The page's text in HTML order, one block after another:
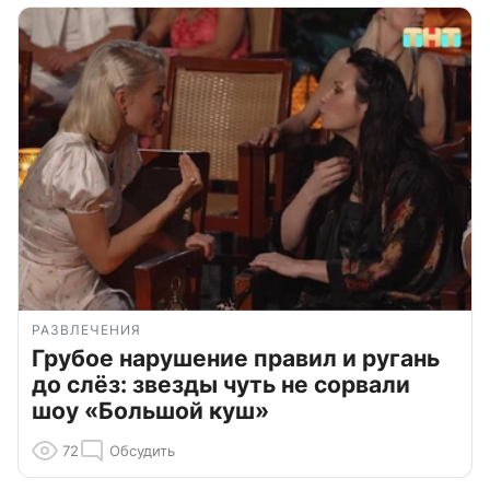
РАЗВЛЕЧЕНИЯ
Грубое нарушение правил и ругань
до слёз: звезды чуть не сорвали
шоу «Большой куш»
72 Обсудить